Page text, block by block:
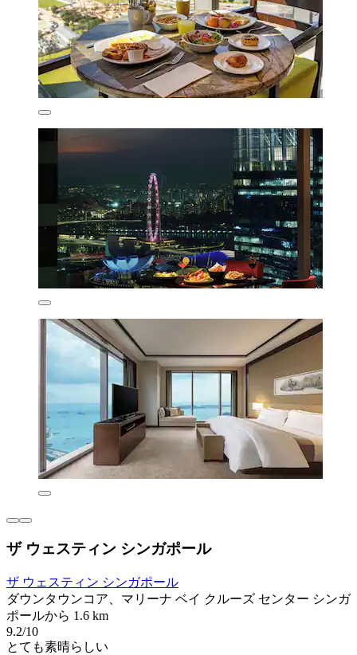
ザ ウェスティン シンガポール
ザ ウェスティン シンガポール
ダウンタウンコア、マリーナ ベイ クルーズ センター シンガ
ポールから 1.6 km
9.2/10
とても素晴らしい